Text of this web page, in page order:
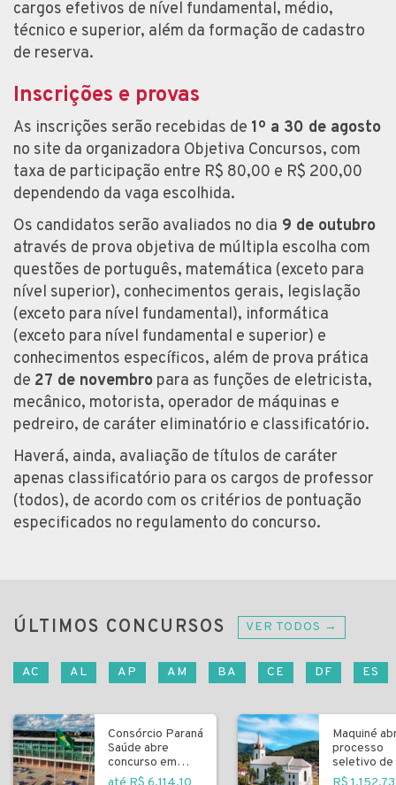
cargos efetivos de nível fundamental, médio,
técnico e superior, além da formação de cadastro
de reserva.
Inscrições e provas
As inscrições serão recebidas de 1º a 30 de agosto
no site da organizadora Objetiva Concursos, com
taxa de participação entre R$ 80,00 e R$ 200,00
dependendo da vaga escolhida.
Os candidatos serão avaliados no dia 9 de outubro
através de prova objetiva de múltipla escolha com
questões de português, matemática (exceto para
nível superior), conhecimentos gerais, legislação
(exceto para nível fundamental), informática
(exceto para nível fundamental e superior) e
conhecimentos específicos, além de prova prática
de 27 de novembro para as funções de eletricista,
mecânico, motorista, operador de máquinas e
pedreiro, de caráter eliminatório e classificatório.
Haverá, ainda, avaliação de títulos de caráter
apenas classificatório para os cargos de professor
(todos), de acordo com os critérios de pontuação
especificados no regulamento do concurso.
ÚLTIMOS CONCURSOS VER TODOS →
AC AL AP AM BA CE DF ES
Consórcio Paraná
Saúde abre
concurso em
Curitiba
Maquiné
processo
seletivo de